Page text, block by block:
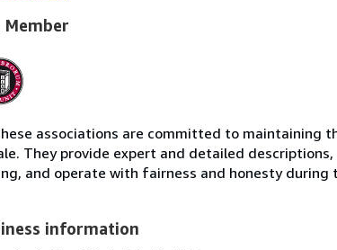
associations are committed to maintaining
They provide expert and detailed
and operate with fairness and honesty during
information